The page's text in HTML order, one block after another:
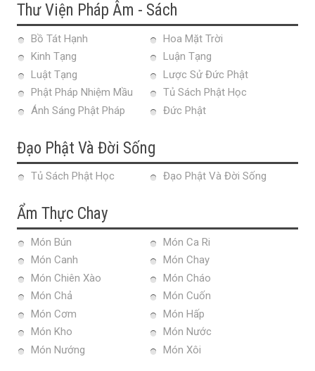
Thư Viện Pháp Âm - Sách
Bồ Tát Hạnh
Hoa Mặt Trời
Kinh Tạng
Luận Tạng
Luật Tạng
Lược Sử Đức Phật
Phật Pháp Nhiệm Mầu
Tủ Sách Phật Học
Ánh Sáng Phật Pháp
Đức Phật
Đạo Phật Và Đời Sống
Tủ Sách Phật Học Đạo Phật Và Đời Sống
Ẩm Thực Chay
Món Bún
Món Ca Ri
Món Canh
Món Chay
Món Chiên Xào
Món Cháo
Món Chả
Món Cuốn
Món Cơm
Món Hấp
Món Kho
Món Nước
Món Nướng
Món Xôi